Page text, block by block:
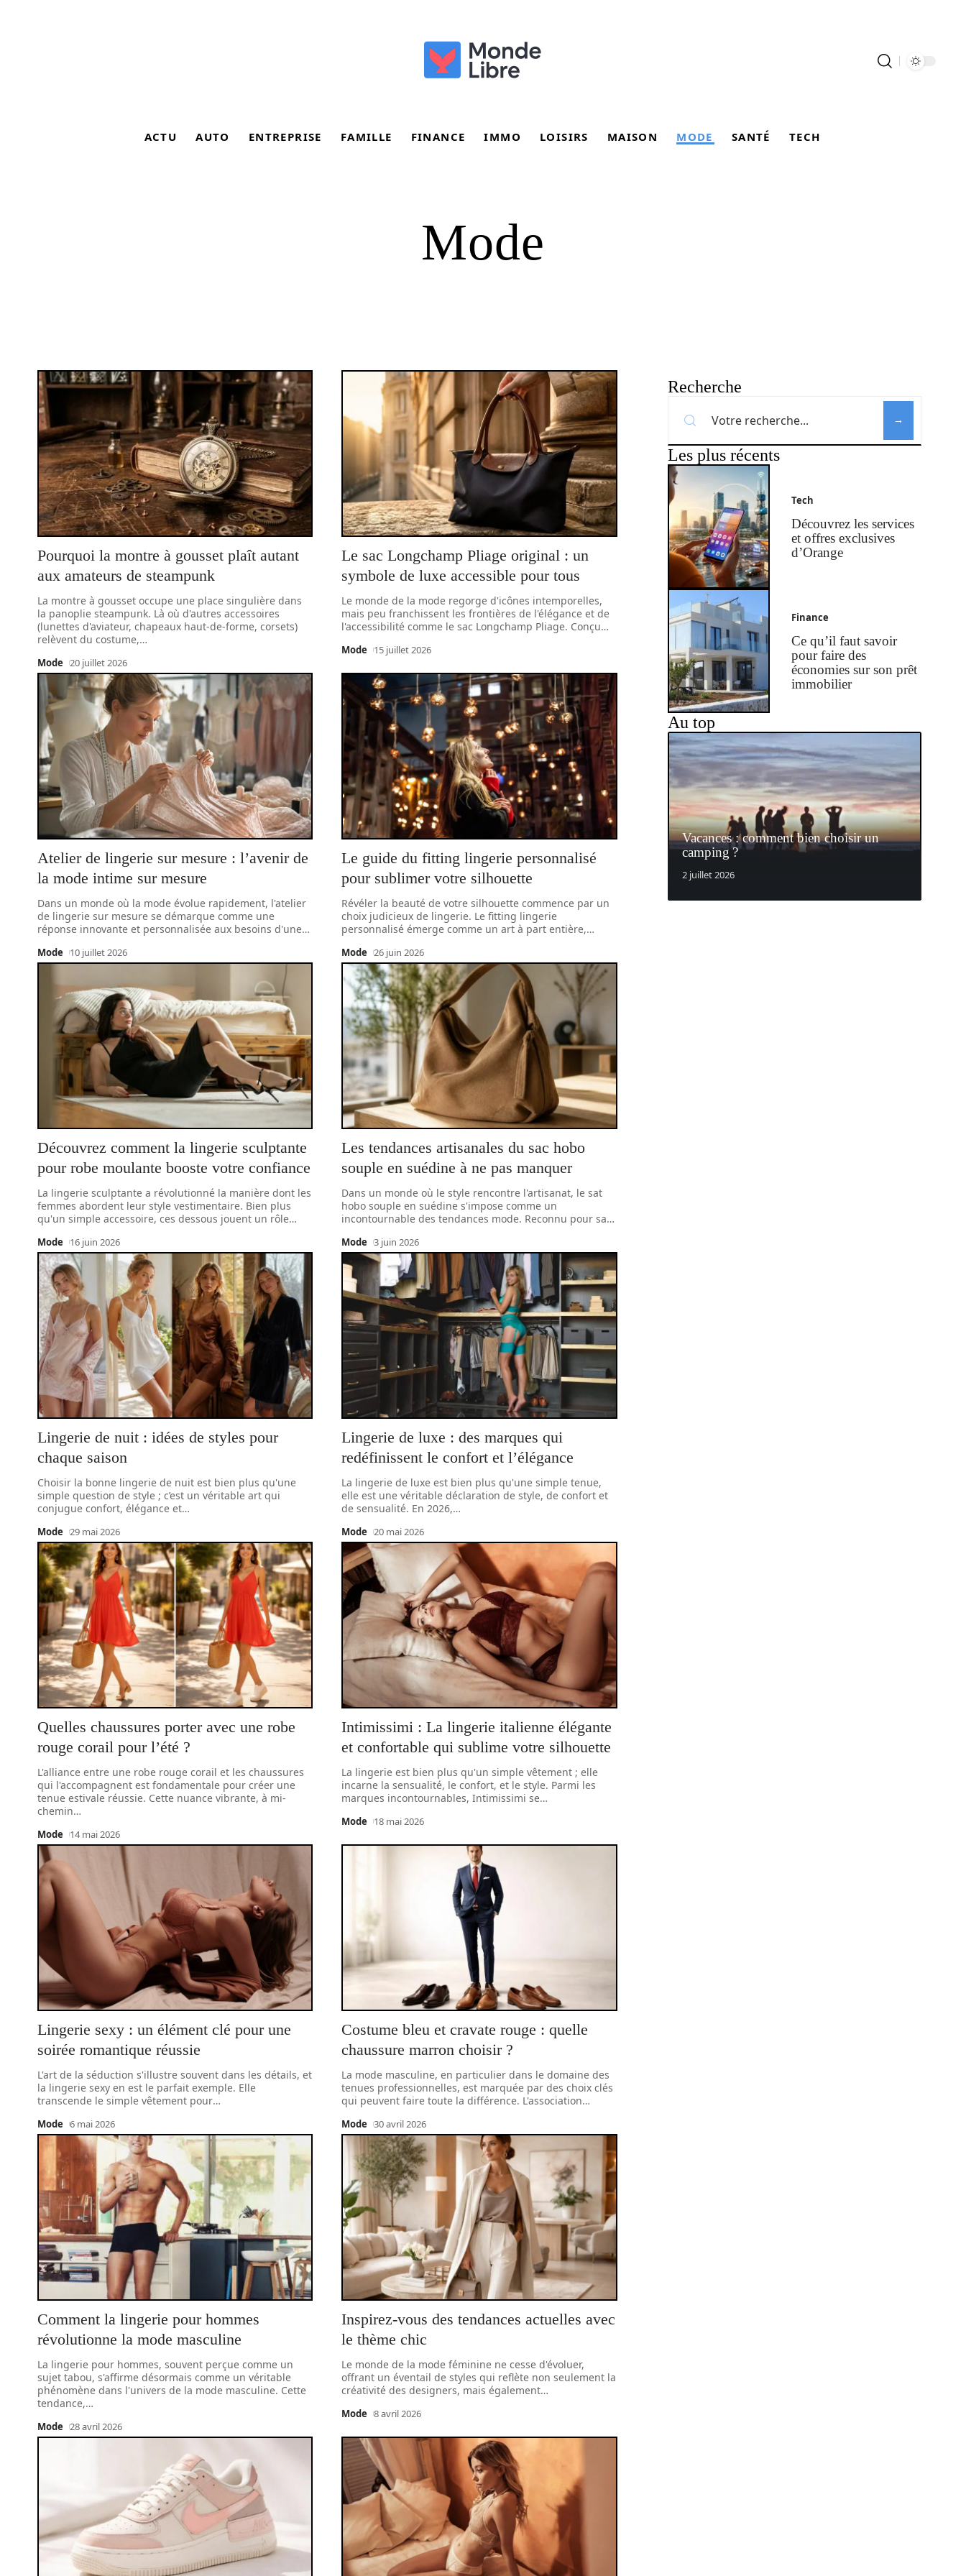
ACTU AUTO ENTREPRISE FAMILLE FINANCE IMMO LOISIRS MAISON MODE SANTÉ TECH
Mode
Pourquoi la montre à gousset plaît autant
aux amateurs de steampunk
La montre à gousset occupe une place singulière dans
la panoplie steampunk. Là où d'autres accessoires
(lunettes d'aviateur, chapeaux haut-de-forme, corsets)
relèvent du costume,…
Mode 20 juillet 2026
Le sac Longchamp Pliage original : un
symbole de luxe accessible pour tous
Le monde de la mode regorge d'icônes intemporelles,
mais peu franchissent les frontières de l'élégance et de
l'accessibilité comme le sac Longchamp Pliage. Conçu…
Mode 15 juillet 2026
Atelier de lingerie sur mesure : l’avenir de
la mode intime sur mesure
Dans un monde où la mode évolue rapidement, l'atelier
de lingerie sur mesure se démarque comme une
réponse innovante et personnalisée aux besoins d'une…
Mode 10 juillet 2026
Le guide du fitting lingerie personnalisé
pour sublimer votre silhouette
Révéler la beauté de votre silhouette commence par un
choix judicieux de lingerie. Le fitting lingerie
personnalisé émerge comme un art à part entière,…
Mode 26 juin 2026
Découvrez comment la lingerie sculptante
pour robe moulante booste votre confiance
La lingerie sculptante a révolutionné la manière dont les
femmes abordent leur style vestimentaire. Bien plus
qu'un simple accessoire, ces dessous jouent un rôle…
Mode 16 juin 2026
Les tendances artisanales du sac hobo
souple en suédine à ne pas manquer
Dans un monde où le style rencontre l'artisanat, le sat
hobo souple en suédine s'impose comme un
incontournable des tendances mode. Reconnu pour sa…
Mode 3 juin 2026
Lingerie de nuit : idées de styles pour
chaque saison
Choisir la bonne lingerie de nuit est bien plus qu'une
simple question de style ; c’est un véritable art qui
conjugue confort, élégance et…
Mode 29 mai 2026
Lingerie de luxe : des marques qui
redéfinissent le confort et l’élégance
La lingerie de luxe est bien plus qu'une simple tenue,
elle est une véritable déclaration de style, de confort et
de sensualité. En 2026,…
Mode 20 mai 2026
Quelles chaussures porter avec une robe
rouge corail pour l’été ?
L'alliance entre une robe rouge corail et les chaussures
qui l'accompagnent est fondamentale pour créer une
tenue estivale réussie. Cette nuance vibrante, à mi-
chemin…
Mode 14 mai 2026
Intimissimi : La lingerie italienne élégante
et confortable qui sublime votre silhouette
La lingerie est bien plus qu'un simple vêtement ; elle
incarne la sensualité, le confort, et le style. Parmi les
marques incontournables, Intimissimi se…
Mode 18 mai 2026
Lingerie sexy : un élément clé pour une
soirée romantique réussie
L'art de la séduction s'illustre souvent dans les détails, et
la lingerie sexy en est le parfait exemple. Elle
transcende le simple vêtement pour…
Mode 6 mai 2026
Costume bleu et cravate rouge : quelle
chaussure marron choisir ?
La mode masculine, en particulier dans le domaine des
tenues professionnelles, est marquée par des choix clés
qui peuvent faire toute la différence. L'association…
Mode 30 avril 2026
Comment la lingerie pour hommes
révolutionne la mode masculine
La lingerie pour hommes, souvent perçue comme un
sujet tabou, s'affirme désormais comme un véritable
phénomène dans l'univers de la mode masculine. Cette
tendance,…
Mode 28 avril 2026
Inspirez-vous des tendances actuelles avec
le thème chic
Le monde de la mode féminine ne cesse d'évoluer,
offrant un éventail de styles qui reflète non seulement la
créativité des designers, mais également…
Mode 8 avril 2026
Recherche
Les plus récents
Tech
Découvrez les services
et offres exclusives
d’Orange
Finance
Ce qu’il faut savoir
pour faire des
économies sur son prêt
immobilier
Au top
Vacances : comment bien choisir un
camping ?
2 juillet 2026